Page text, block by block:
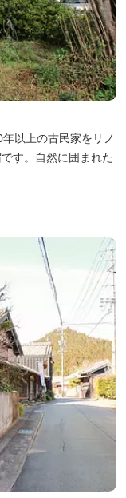
以上の古民家をリノ
す。自然に囲まれた